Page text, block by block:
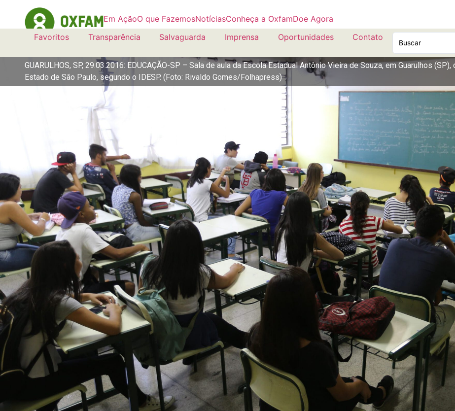
Em AçãoO que FazemosNotíciasConheça a OxfamDoe Agora
Favoritos
Transparência Salvaguarda Imprensa Oportunidades Contato
GUARULHOS, SP, 29.03.2016: EDUCAÇÃO-SP – Sala de aula da Escola Estadual Antônio Vieira de Souza, em Guarulhos
Estado de São Paulo, segundo o IDESP. (Foto: Rivaldo Gomes/Folhapress)